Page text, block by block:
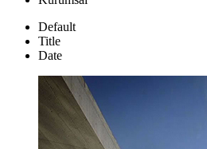
Default
Title
Date